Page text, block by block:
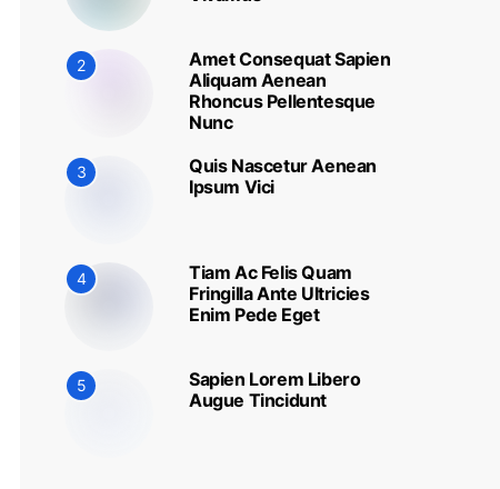
2
Amet Consequat Sapien
Aliquam Aenean
Rhoncus Pellentesque
Nunc
3
Quis Nascetur Aenean
Ipsum Vici
4
Tiam Ac Felis Quam
Fringilla Ante Ultricies
Enim Pede Eget
5
Sapien Lorem Libero
Augue Tincidunt